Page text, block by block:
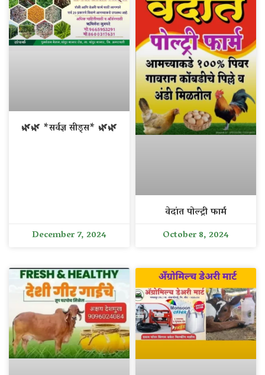
🌿🌿 *सर्वज्ञ सीड्स* 🌿🌿
December 7, 2024
वेदांत पोल्ट्री फार्म
October 8, 2024